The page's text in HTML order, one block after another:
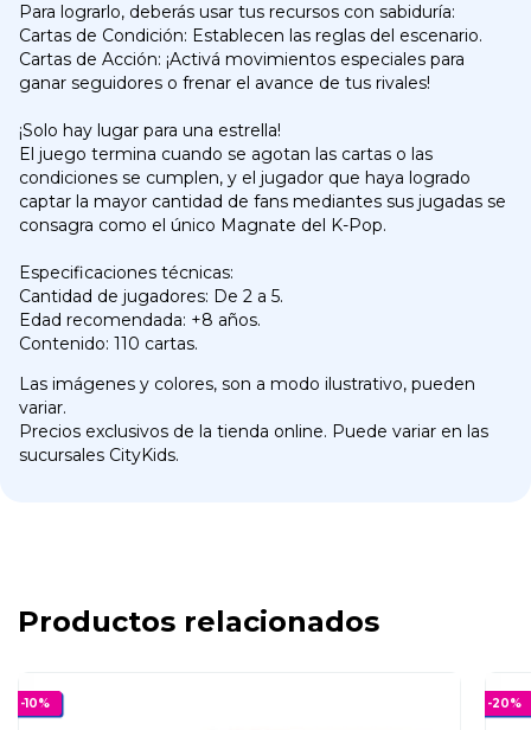
Para lograrlo, deberás usar tus recursos con sabiduría:
Cartas de Condición: Establecen las reglas del escenario.
Cartas de Acción: ¡Activá movimientos especiales para
ganar seguidores o frenar el avance de tus rivales!
¡Solo hay lugar para una estrella!
El juego termina cuando se agotan las cartas o las
condiciones se cumplen, y el jugador que haya logrado
captar la mayor cantidad de fans mediantes sus jugadas se
consagra como el único Magnate del K-Pop.
Especificaciones técnicas:
Cantidad de jugadores: De 2 a 5.
Edad recomendada: +8 años.
Contenido: 110 cartas.
Las imágenes y colores, son a modo ilustrativo, pueden
variar.
Precios exclusivos de la tienda online. Puede variar en las
sucursales CityKids.
Productos relacionados
-10% -20%